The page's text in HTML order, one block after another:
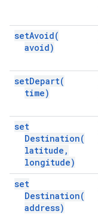
setAvoid(
avoid)
setDepart(
time)
set
Destination(
latitude ,
longitude)
set
Destination(
address)